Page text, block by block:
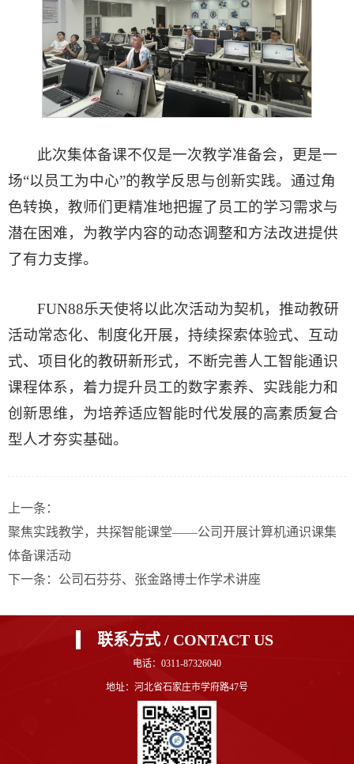
此次集体备课不仅是一次教学准备会，更是一
场“以员工为中心”的教学反思与创新实践。通过角
色转换，教师们更精准地把握了员工的学习需求与
潜在困难，为教学内容的动态调整和方法改进提供
了有力支撑。
​FUN88乐天使将以此次活动为契机，推动教研
活动常态化、制度化开展，持续探索体验式、互动
式、项目化的教研新形式，不断完善人工智能通识
课程体系，着力提升员工的数字素养、实践能力和
创新思维，为培养适应智能时代发展的高素质复合
型人才夯实基础。
上一条：
聚焦实践教学，共探智能课堂——公司开展计算机通识课集
体备课活动
下一条： 公司石芬芬、张金路博士作学术讲座
联系方式 / CONTACT US
电话：0311-87326040
地址：河北省石家庄市学府路47号